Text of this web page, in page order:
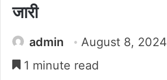
जारी
admin
August 8, 2024
1 minute read